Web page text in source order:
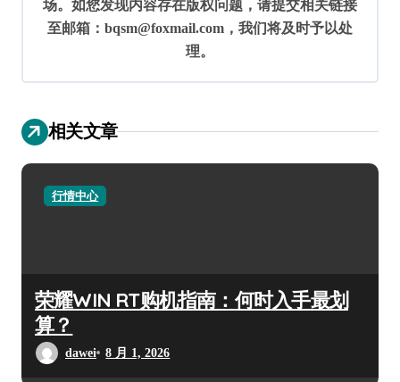
场。如您发现内容存在版权问题，请提交相关链接
至邮箱：bqsm@foxmail.com，我们将及时予以处
理。
相关文章
行情中心
荣耀WIN RT购机指南：何时入手最划
算？
dawei 8 月 1, 2026